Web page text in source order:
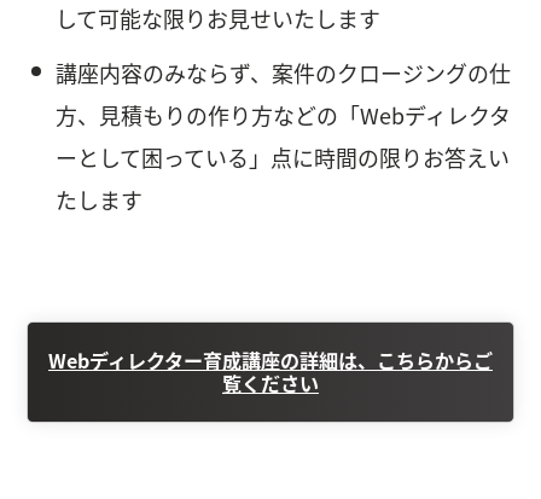
して可能な限りお見せいたします
講座内容のみならず、案件のクロージングの仕
方、見積もりの作り方などの「Webディレクタ
ーとして困っている」点に時間の限りお答えい
たします
Webディレクター育成講座の詳細は、こちらからご
覧ください